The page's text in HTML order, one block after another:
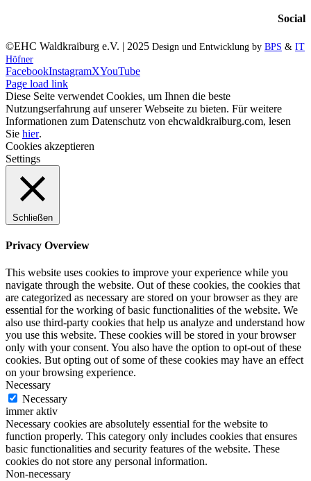
Social
©EHC Waldkraiburg e.V. | 2025 Design und Entwicklung by BPS & IT
Höfner
FacebookInstagramXYouTube
Page load link
Diese Seite verwendet Cookies, um Ihnen die beste
Nutzungserfahrung auf unserer Webseite zu bieten. Für weitere
Informationen zum Datenschutz von ehcwaldkraiburg.com, lesen
Sie hier.
Cookies akzeptieren
Settings
Schließen
Privacy Overview
This website uses cookies to improve your experience while you
navigate through the website. Out of these cookies, the cookies that
are categorized as necessary are stored on your browser as they are
essential for the working of basic functionalities of the website. We
also use third-party cookies that help us analyze and understand how
you use this website. These cookies will be stored in your browser
only with your consent. You also have the option to opt-out of these
cookies. But opting out of some of these cookies may have an effect
on your browsing experience.
Necessary
Necessary
immer aktiv
Necessary cookies are absolutely essential for the website to
function properly. This category only includes cookies that ensures
basic functionalities and security features of the website. These
cookies do not store any personal information.
Non-necessary